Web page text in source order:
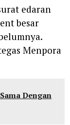
edaran
besar
Menpora
Dengan